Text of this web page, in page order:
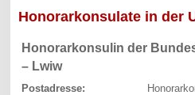
Honorarkonsulate in der
Honorarkonsulin der
– Lwiw
Postadresse: